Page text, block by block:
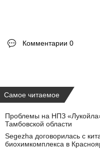
Комментарии 0
Самое читаемое
Проблемы на НПЗ
Тамбовской области
Segezha договорилась с
биохимкомплекса в